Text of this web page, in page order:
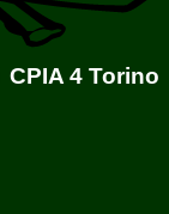
CPIA 4 Torino